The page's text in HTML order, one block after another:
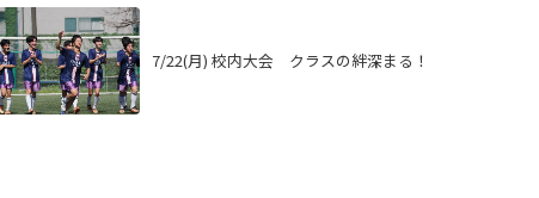
7/22(月) 校内大会 クラスの絆深まる！